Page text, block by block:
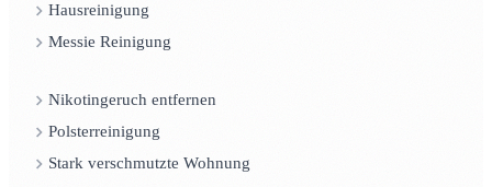
Hausreinigung
Messie Reinigung
Nikotingeruch entfernen
Polsterreinigung
Stark verschmutzte Wohnung